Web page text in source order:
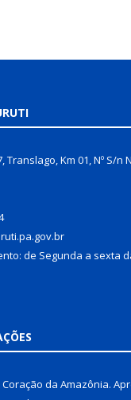
Translago, Km 01, Nº S/n
de Segunda a sexta
Coração da Amazônia.